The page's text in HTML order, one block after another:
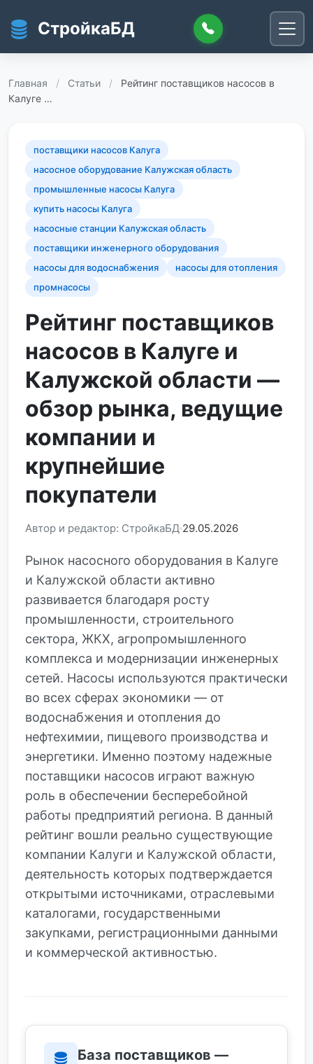
СтройкаБД
Главная / Статьи /
Рейтинг поставщиков насосов в
Калуге …
поставщики насосов Калуга
насосное оборудование Калужская область
промышленные насосы Калуга
купить насосы Калуга
насосные станции Калужская область
поставщики инженерного оборудования
насосы для водоснабжения
насосы для отопления
промнасосы
Рейтинг поставщиков
насосов в Калуге и
Калужской области —
обзор рынка, ведущие
компании и
крупнейшие
покупатели
Автор и редактор: СтройкаБД 29.05.2026
Рынок насосного оборудования в Калуге
и Калужской области активно
развивается благодаря росту
промышленности, строительного
сектора, ЖКХ, агропромышленного
комплекса и модернизации инженерных
сетей. Насосы используются практически
во всех сферах экономики — от
водоснабжения и отопления до
нефтехимии, пищевого производства и
энергетики. Именно поэтому надежные
поставщики насосов играют важную
роль в обеспечении бесперебойной
работы предприятий региона. В данный
рейтинг вошли реально существующие
компании Калуги и Калужской области,
деятельность которых подтверждается
открытыми источниками, отраслевыми
каталогами, государственными
закупками, регистрационными данными
и коммерческой активностью.
База поставщиков —